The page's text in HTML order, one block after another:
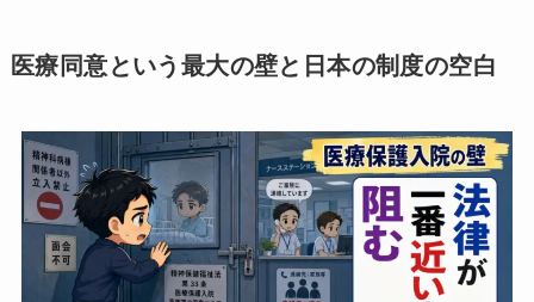
医療同意という最大の壁と日本の制度の空白